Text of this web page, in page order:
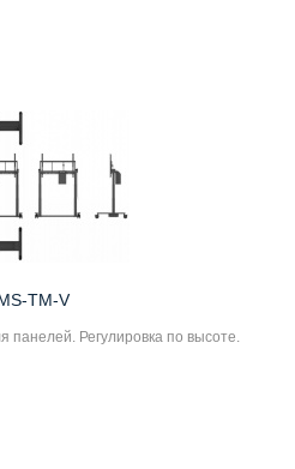
TM-V
панелей. Регулировка по высоте.